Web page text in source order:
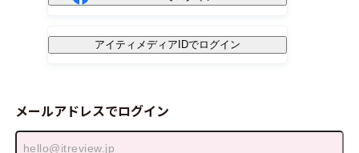
アイティメディアIDでログイン
メールアドレスでログイン